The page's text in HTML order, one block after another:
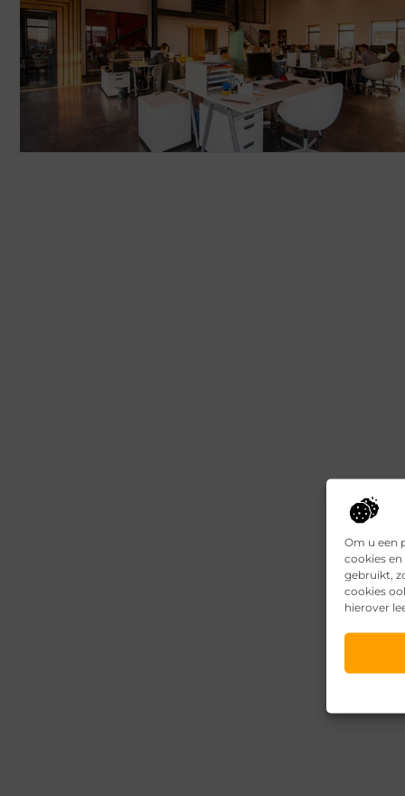
Om u een
cookies
gebruikt,
cookies
hierover